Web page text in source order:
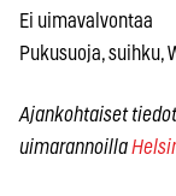
Ei uimavalvontaa
Pukusuoja, suihku,
Ajankohtaiset
uimarannoilla